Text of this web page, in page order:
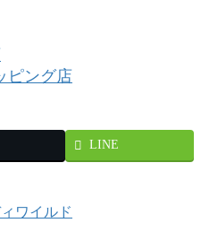
ピング店
LINE
ワイルド